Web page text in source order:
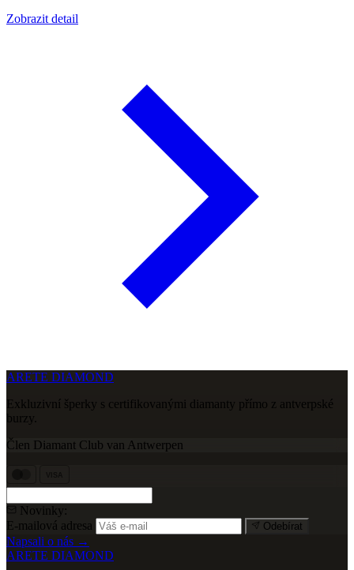
Zobrazit detail
ARETE DIAMOND
Exkluzivní šperky s certifikovanými diamanty přímo z antverpské
burzy.
Člen Diamant Club van Antwerpen
Novinky:
E-mailová adresa
Odebírat
Napsali o nás →
ARETE DIAMOND